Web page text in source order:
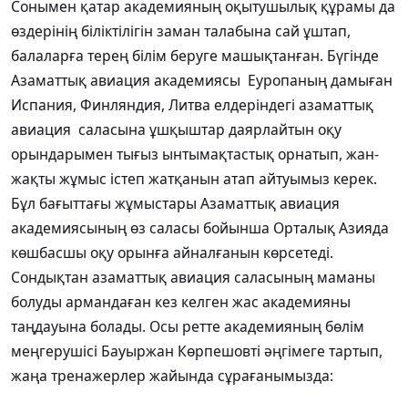
Сонымен қатар академияның оқытушылық құрамы да
өздерінің біліктілігін заман талабына сай ұштап,
балаларға терең білім беруге машықтанған. Бүгінде
Азаматтық авиация академиясы Еуропаның дамыған
Испания, Финляндия, Литва елдеріндегі азаматтық
авиация саласына ұшқыштар даярлайтын оқу
орындарымен тығыз ынтымақтастық орнатып, жан-
жақты жұмыс істеп жатқанын атап айтуымыз керек.
Бұл бағыттағы жұмыстары Азаматтық авиация
академиясының өз саласы бойынша Орталық Азияда
көшбасшы оқу орынға айналғанын көрсетеді.
Сондықтан азаматтық авиация саласының маманы
болуды армандаған кез келген жас академияны
таңдауына болады. Осы ретте академияның бөлім
меңгерушісі Бауыржан Көрпешовті әңгімеге тартып,
жаңа тренажерлер жайында сұрағанымызда: